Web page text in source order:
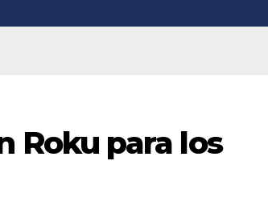
Roku para los